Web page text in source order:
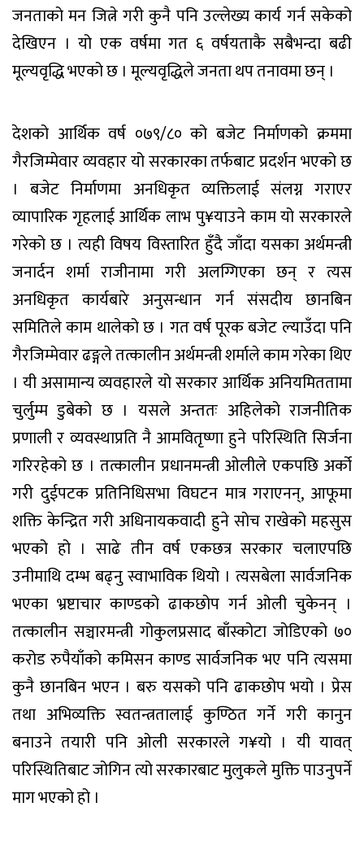
जनताको मन जित्ने गरी कुनै पनि उल्लेख्य कार्य गर्न सकेको
देखिएन । यो एक वर्षमा गत ६ वर्षयताकै सबैभन्दा बढी
मूल्यवृद्धि भएको छ । मूल्यवृद्धिले जनता थप तनावमा छन् ।
देशको आर्थिक वर्ष ०७९/८० को बजेट निर्माणको क्रममा
गैरजिम्मेवार व्यवहार यो सरकारका तर्फबाट प्रदर्शन भएको छ
। बजेट निर्माणमा अनधिकृत व्यक्तिलाई संलग्न गराएर
व्यापारिक गृहलाई आर्थिक लाभ पु¥याउने काम यो सरकारले
गरेको छ । त्यही विषय विस्तारित हुँदै जाँदा यसका अर्थमन्त्री
जनार्दन शर्मा राजीनामा गरी अलग्गिएका छन् र त्यस
अनधिकृत कार्यबारे अनुसन्धान गर्न संसदीय छानबिन
समितिले काम थालेको छ । गत वर्ष पूरक बजेट ल्याउँदा पनि
गैरजिम्मेवार ढङ्गले तत्कालीन अर्थमन्त्री शर्माले काम गरेका थिए
। यी असामान्य व्यवहारले यो सरकार आर्थिक अनियमिततामा
चुर्लुम्म डुबेको छ । यसले अन्ततः अहिलेको राजनीतिक
प्रणाली र व्यवस्थाप्रति नै आमवितृष्णा हुने परिस्थिति सिर्जना
गरिरहेको छ । तत्कालीन प्रधानमन्त्री ओलीले एकपछि अर्को
गरी दुईपटक प्रतिनिधिसभा विघटन मात्र गराएनन्, आफूमा
शक्ति केन्द्रित गरी अधिनायकवादी हुने सोच राखेको महसुस
भएको हो । साढे तीन वर्ष एकछत्र सरकार चलाएपछि
उनीमाथि दम्भ बढ्नु स्वाभाविक थियो । त्यसबेला सार्वजनिक
भएका भ्रष्टाचार काण्डको ढाकछोप गर्न ओली चुकेनन् ।
तत्कालीन सञ्चारमन्त्री गोकुलप्रसाद बाँस्कोटा जोडिएको ७०
करोड रुपैयाँको कमिसन काण्ड सार्वजनिक भए पनि त्यसमा
कुनै छानबिन भएन । बरु यसको पनि ढाकछोप भयो । प्रेस
तथा अभिव्यक्ति स्वतन्त्रतालाई कुण्ठित गर्ने गरी कानुन
बनाउने तयारी पनि ओली सरकारले ग¥यो । यी यावत्
परिस्थितिबाट जोगिन त्यो सरकारबाट मुलुकले मुक्ति पाउनुपर्ने
माग भएको हो ।